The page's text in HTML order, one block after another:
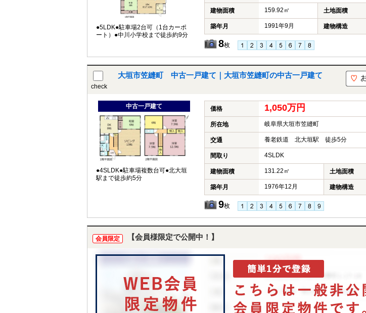
●5LDK●駐車場2台可（1台カーポ
ート）●中川小学校まで徒歩約9分
建物面積 159.92㎡ 土地面積
築年月 1991年9月 建物構造
8枚
check
大垣市笠縫町 中古一戸建て｜大垣市笠縫町の中古一戸建て
中古一戸建て
●4SLDK●駐車場複数台可●北大垣
駅まで徒歩約5分
価格 1,050万円
所在地 岐阜県大垣市笠縫町
交通 養老鉄道 北大垣駅 徒歩5分
間取り 4SLDK
建物面積 131.22㎡ 土地面積
築年月 1976年12月 建物構造
9枚
会員限定 【会員様限定で公開中！】